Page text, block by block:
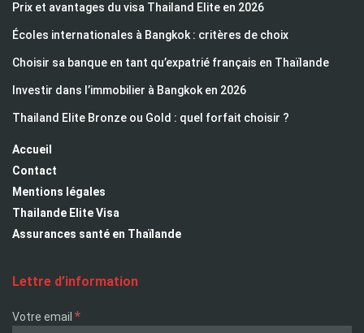
Prix et avantages du visa Thailand Elite en 2026
Écoles internationales à Bangkok : critères de choix
Choisir sa banque en tant qu’expatrié français en Thaïlande
Investir dans l’immobilier à Bangkok en 2026
Thailand Elite Bronze ou Gold : quel forfait choisir ?
Accueil
Contact
Mentions légales
Thailande Elite Visa
Assurances santé en Thaïlande
Lettre d’information
Votre email *